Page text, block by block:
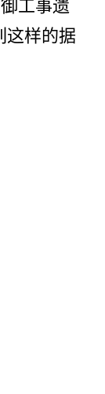
工事遗
这样的据